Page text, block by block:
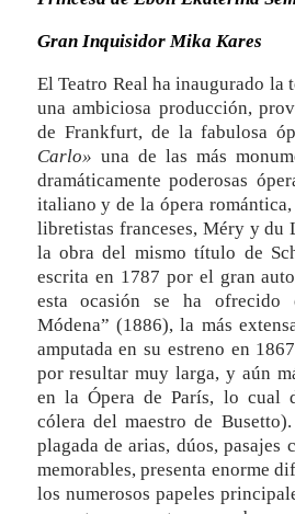
Gran Inquisidor Mika Kares
El Teatro Real ha inaugurado la
una ambiciosa producción,
de Frankfurt, de la fabulosa
Carlo» una de las más
dramáticamente poderosas
italiano y de la ópera
libretistas franceses, Méry y du
la obra del mismo título de
escrita en 1787 por el gran
esta ocasión se ha ofrecido
Módena” (1886), la más
amputada en su estreno en
por resultar muy larga, y aún
en la Ópera de París, lo cual
cólera del maestro de
plagada de arias, dúos, pasajes
memorables, presenta enorme
los numerosos papeles